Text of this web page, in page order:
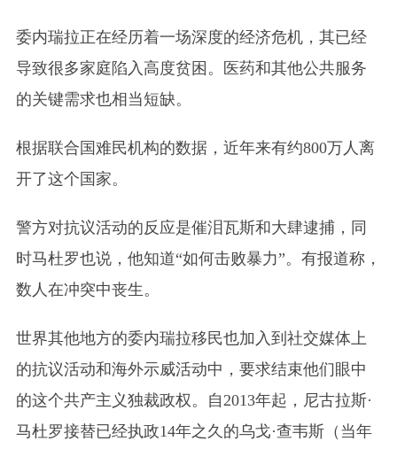
委内瑞拉正在经历着一场深度的经济危机，其已经
导致很多家庭陷入高度贫困。医药和其他公共服务
的关键需求也相当短缺。
根据联合国难民机构的数据，近年来有约800万人离
开了这个国家。
警方对抗议活动的反应是催泪瓦斯和大肆逮捕，同
时马杜罗也说，他知道“如何击败暴力”。有报道称，
数人在冲突中丧生。
世界其他地方的委内瑞拉移民也加入到社交媒体上
的抗议活动和海外示威活动中，要求结束他们眼中
的这个共产主义独裁政权。自2013年起，尼古拉斯·
马杜罗接替已经执政14年之久的乌戈·查韦斯（当年